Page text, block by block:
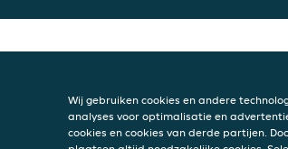
Wij gebruiken cookies en andere
analyses voor optimalisatie en
cookies en cookies van derde partijen.